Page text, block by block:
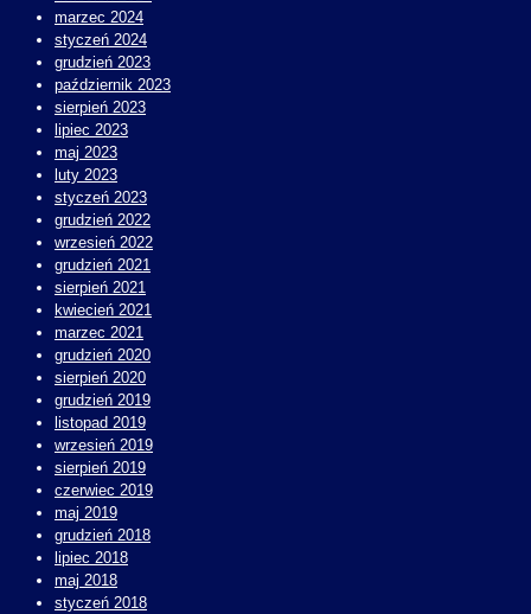
marzec 2024
styczeń 2024
grudzień 2023
październik 2023
sierpień 2023
lipiec 2023
maj 2023
luty 2023
styczeń 2023
grudzień 2022
wrzesień 2022
grudzień 2021
sierpień 2021
kwiecień 2021
marzec 2021
grudzień 2020
sierpień 2020
grudzień 2019
listopad 2019
wrzesień 2019
sierpień 2019
czerwiec 2019
maj 2019
grudzień 2018
lipiec 2018
maj 2018
styczeń 2018